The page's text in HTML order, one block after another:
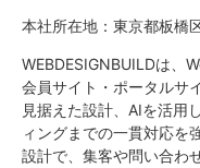
本社所在地：東京都板橋
WEBDESIGNBUILDは、
会員サイト・ポータルサ
見据えた設計、AIを活用
ィングまでの一貫対応を
設計で、集客や問い合わ